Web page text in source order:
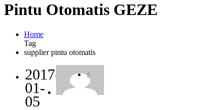
Pintu Otomatis GEZE
Home
Tag
supplier pintu otomatis
2017-
01-
05
0